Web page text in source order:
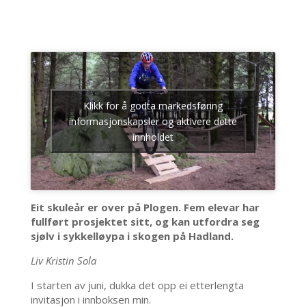
Klikk for å godta markedsføring
informasjonskapsler og aktivere dette
innholdet
Eit skuleår er over på Plogen. Fem elevar har
fullført prosjektet sitt, og kan utfordra seg
sjølv i sykkelløypa i skogen på Hadland.
Liv Kristin Sola
I starten av juni, dukka det opp ei etterlengta
invitasjon i innboksen min.